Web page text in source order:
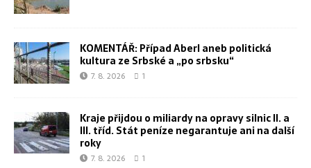
KOMENTÁŘ: Případ Aberl aneb politická
kultura ze Srbské a „po srbsku“
7. 8. 2026 1
Kraje přijdou o miliardy na opravy silnic II. a
III. tříd. Stát peníze negarantuje ani na další
roky
7. 8. 2026 1